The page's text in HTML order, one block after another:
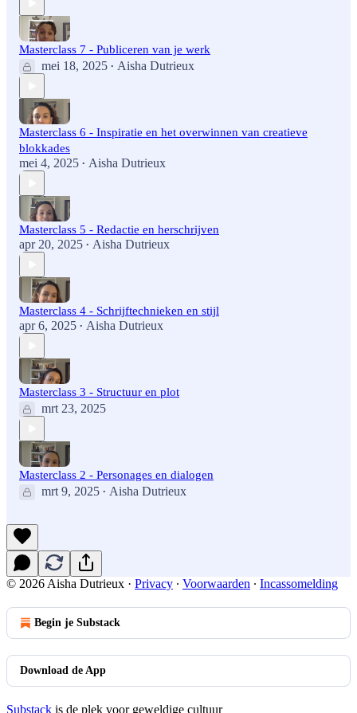
Masterclass 7 - Publiceren van je werk
mei 18, 2025 • Aisha Dutrieux
Masterclass 6 - Inspiratie en het overwinnen van creatieve
blokkades
mei 4, 2025 • Aisha Dutrieux
Masterclass 5 - Redactie en herschrijven
apr 20, 2025 • Aisha Dutrieux
Masterclass 4 - Schrijftechnieken en stijl
apr 6, 2025 • Aisha Dutrieux
Masterclass 3 - Structuur en plot
mrt 23, 2025
Masterclass 2 - Personages en dialogen
mrt 9, 2025 • Aisha Dutrieux
© 2026 Aisha Dutrieux · Privacy ∙ Voorwaarden ∙ Incassomelding
Begin je Substack
Download de App
Substack is de plek voor geweldige cultuur